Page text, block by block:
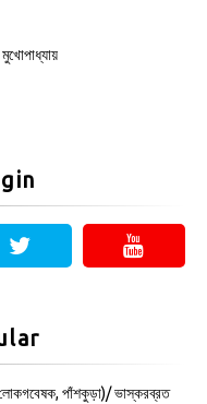
পাঁশকুড়া)/ ভাস্করব্রত